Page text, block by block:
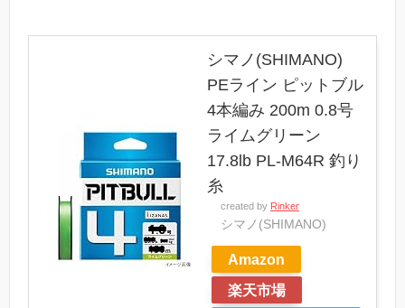
シマノ(SHIMANO)
PEライン ピットブル
4本編み 200m 0.8号
ライムグリーン
17.8lb PL-M64R 釣り
糸
created by Rinker
シマノ(SHIMANO)
Amazon
楽天市場